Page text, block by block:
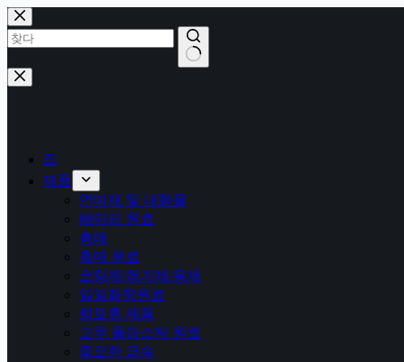
콘
텐
츠
로
건
결
집
제품
연마재 및 내화물
배터리 원료
촉매
촉매 원료
코팅제/첨가제/용제
일일화학원료
희토류 제품
고무 플라스틱 원료
중요한 금속